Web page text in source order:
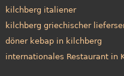
kilchberg italiener
kilchberg griechischer
döner kebap in kilchberg
internationales Restaurant in